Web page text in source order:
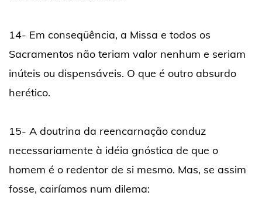
14- Em conseqüência, a Missa e todos os
Sacramentos não teriam valor nenhum e seriam
inúteis ou dispensáveis. O que é outro absurdo
herético.
15- A doutrina da reencarnação conduz
necessariamente à idéia gnóstica de que o
homem é o redentor de si mesmo. Mas, se assim
fosse, cairíamos num dilema: